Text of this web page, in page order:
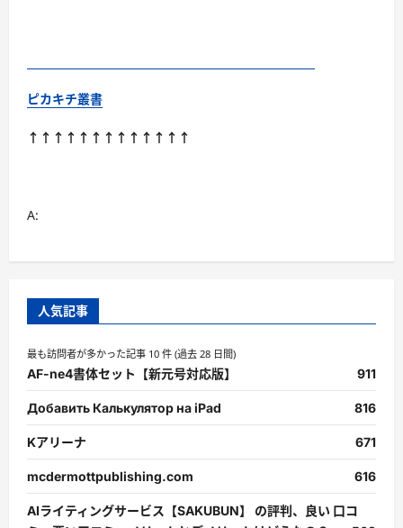
ピカキチ叢書
↑↑↑↑↑↑↑↑↑↑↑↑↑
A:
人気記事
最も訪問者が多かった記事 10 件 (過去 28 日間)
AF-ne4書体セット【新元号対応版】 911
Добавить Калькулятор на iPad 816
Kアリーナ 671
mcdermottpublishing.com 616
AIライティングサービス【SAKUBUN】 の評判、良い 口コ